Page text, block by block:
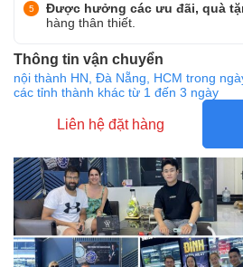
Được hưởng các ưu đãi, quà
hàng thân thiết.
Thông tin vận chuyển
nội thành HN, Đà Nẵng, HCM trong
các tỉnh thành khác từ 1 đến 3 ngày
Liên hệ đặt hàng